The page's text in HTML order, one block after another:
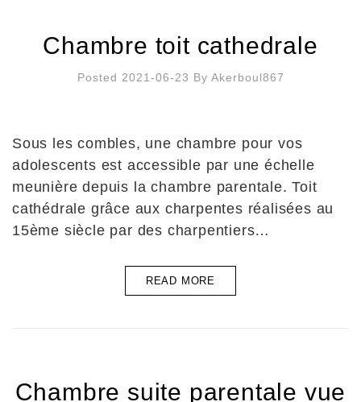
Chambre toit cathedrale
Posted 2021-06-23 By Akerboul867
Sous les combles, une chambre pour vos
adolescents est accessible par une échelle
meunière depuis la chambre parentale. Toit
cathédrale grâce aux charpentes réalisées au
15ème siècle par des charpentiers…
READ MORE
Chambre suite parentale vue